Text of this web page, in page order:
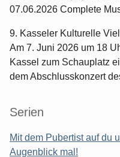
07.06.2026 Complete
9. Kasseler Kulturelle
Am 7. Juni 2026 um 18
Kassel zum Schauplatz
dem Abschlusskonzert
Serien
Mit dem Pubertist auf du
Augenblick mal!